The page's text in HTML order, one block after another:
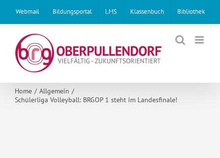
content
Webmail Bildungsportal LMS Klassenbuch Bibliothek
Home
Allgemein
Schülerliga Volleyball: BRGOP 1 steht im Landesfinale!